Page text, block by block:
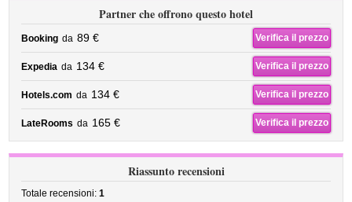
Partner che offrono questo hotel
Booking da 89 € Verifica il prezzo
Expedia da 134 € Verifica il prezzo
Hotels.com da 134 € Verifica il prezzo
LateRooms da 165 € Verifica il prezzo
Riassunto recensioni
Totale recensioni:1